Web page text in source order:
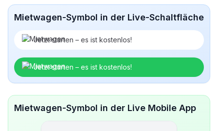
Mietwagen-Symbol in der Live-Schaltfläche
Jetzt starten – es ist kostenlos!
Jetzt starten – es ist kostenlos!
Mietwagen-Symbol in der Live Mobile App